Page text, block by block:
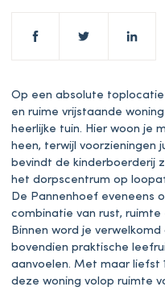
Op een absolute
en ruime vrijstaande
heerlijke tuin. Hier woon je
heen, terwijl voorzieningen
bevindt de kinderboerderij
het dorpscentrum op
De Pannenhoef eveneens
combinatie van rust,
Binnen word je
bovendien praktische
aanvoelen. Met maar liefst
deze woning volop ruimte